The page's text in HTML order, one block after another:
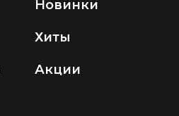
Новинки
Хиты
Акции